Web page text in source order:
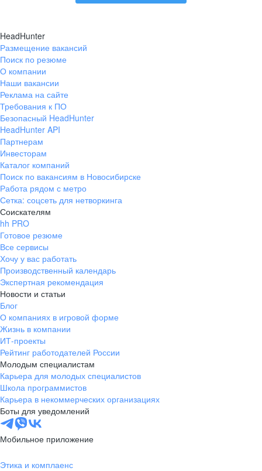
HeadHunter
Размещение вакансий
Поиск по резюме
О компании
Наши вакансии
Реклама на сайте
Требования к ПО
Безопасный HeadHunter
HeadHunter API
Партнерам
Инвесторам
Каталог компаний
Поиск по вакансиям в Новосибирске
Работа рядом с метро
Сетка: соцсеть для нетворкинга
Соискателям
hh PRO
Готовое резюме
Все сервисы
Хочу у вас работать
Производственный календарь
Экспертная рекомендация
Новости и статьи
Блог
О компаниях в игровой форме
Жизнь в компании
ИТ-проекты
Рейтинг работодателей России
Молодым специалистам
Карьера для молодых специалистов
Школа программистов
Карьера в некоммерческих организациях
Боты для уведомлений
Мобильное приложение
Этика и комплаенс